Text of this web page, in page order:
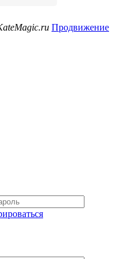
Продвижение